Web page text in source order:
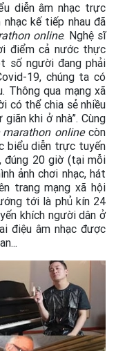
diễn âm nhạc trực
kế tiếp nhau đã
online. Nghệ sĩ
điểm cả nước thực
số người đang phải
19, chúng ta có
Thông qua mạng xã
có thể chia sẻ nhiều
khi ở nhà”. Cùng
online còn
biểu diễn trực tuyến
đúng 20 giờ (tại mỗi
ảnh chơi nhạc, hát
trang mạng xã hội
tới là phủ kín 24
khích người dân ở
điệu âm nhạc được